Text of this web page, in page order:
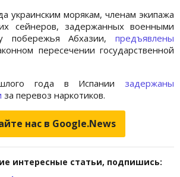
украинским морякам, членам экипажа
сейнеров, задержанных военными
побережья Абхазии, предъявлены
пересечении государственной
года в Испании задержаны
за перевоз наркотиков.
нас в Google.News
интересные статьи, подпишись: